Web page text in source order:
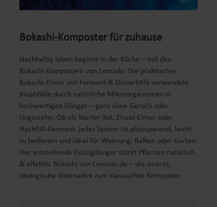
Bokashi-Komposter für zuhause
Nachhaltig leben beginnt in der Küche – mit den
Bokashi-Kompostern von Lemodo. Die praktischen
Bokashi-Eimer mit Ferment & Dosierhilfe verwandeln
Bioabfälle durch natürliche Mikroorganismen in
hochwertigen Dünger – ganz ohne Geruch oder
Ungeziefer. Ob als Starter-Set, Einzel-Eimer oder
Nachfüll-Ferment, jedes System ist platzsparend, leicht
zu bedienen und ideal für Wohnung, Balkon oder Garten.
Der entstehende Flüssigdünger stärkt Pflanzen natürlich
& effektiv. Bokashi von Lemodo.de – die smarte,
ökologische Alternative zum klassischen Komposter.